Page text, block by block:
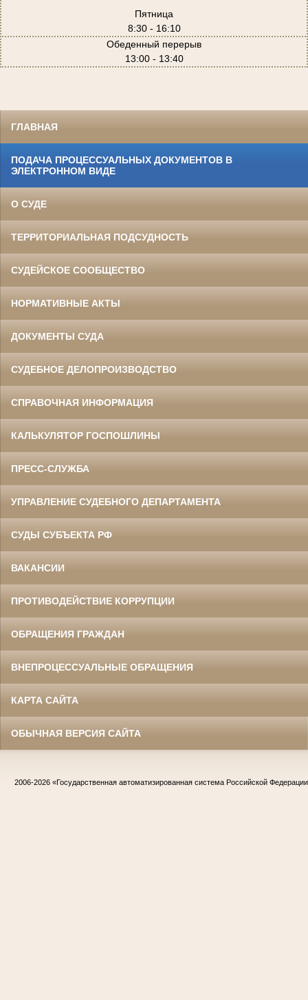
Пятница
8:30 - 16:10
Обеденный перерыв
13:00 - 13:40
ГЛАВНАЯ
ПОДАЧА ПРОЦЕССУАЛЬНЫХ ДОКУМЕНТОВ В
ЭЛЕКТРОННОМ ВИДЕ
О СУДЕ
ТЕРРИТОРИАЛЬНАЯ ПОДСУДНОСТЬ
СУДЕЙСКОЕ СООБЩЕСТВО
НОРМАТИВНЫЕ АКТЫ
ДОКУМЕНТЫ СУДА
СУДЕБНОЕ ДЕЛОПРОИЗВОДСТВО
СПРАВОЧНАЯ ИНФОРМАЦИЯ
КАЛЬКУЛЯТОР ГОСПОШЛИНЫ
ПРЕСС-СЛУЖБА
УПРАВЛЕНИЕ СУДЕБНОГО ДЕПАРТАМЕНТА
СУДЫ СУБЪЕКТА РФ
ВАКАНСИИ
ПРОТИВОДЕЙСТВИЕ КОРРУПЦИИ
ОБРАЩЕНИЯ ГРАЖДАН
ВНЕПРОЦЕССУАЛЬНЫЕ ОБРАЩЕНИЯ
КАРТА САЙТА
ОБЫЧНАЯ ВЕРСИЯ САЙТА
2006-2026 «Государственная автоматизированная система Российской